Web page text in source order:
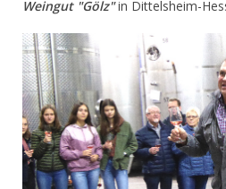
Weingut "Gölz" in Dittelsheim-